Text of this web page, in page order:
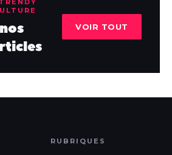
VOIR TOUT
RUBRIQUES